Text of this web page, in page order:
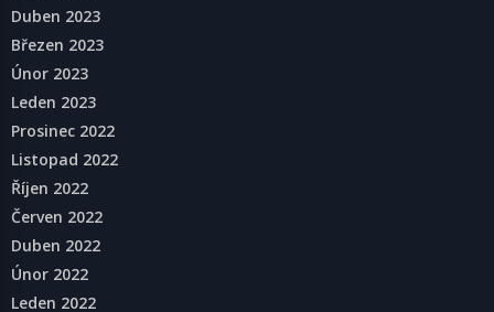
Duben 2023
Březen 2023
Únor 2023
Leden 2023
Prosinec 2022
Listopad 2022
Říjen 2022
Červen 2022
Duben 2022
Únor 2022
Leden 2022